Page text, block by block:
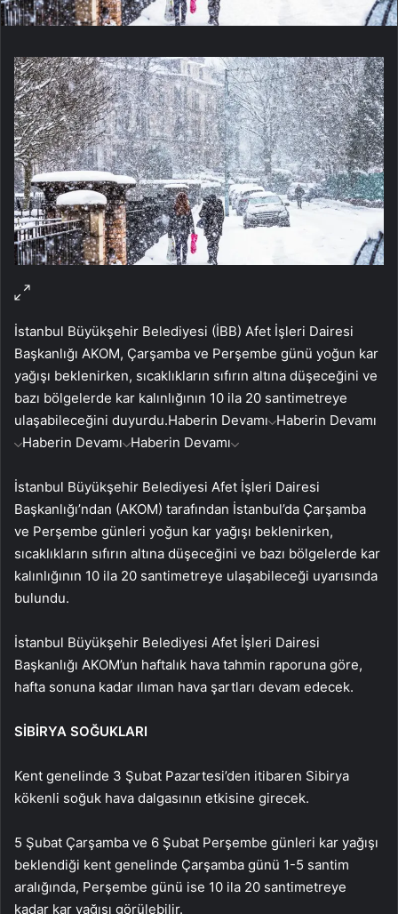
İstanbul Büyükşehir Belediyesi (İBB) Afet İşleri Dairesi
Başkanlığı AKOM, Çarşamba ve Perşembe günü yoğun kar
yağışı beklenirken, sıcaklıkların sıfırın altına düşeceğini ve
bazı bölgelerde kar kalınlığının 10 ila 20 santimetreye
ulaşabileceğini duyurdu.Haberin Devamı Haberin Devamı
Haberin Devamı Haberin Devamı
İstanbul Büyükşehir Belediyesi Afet İşleri Dairesi
Başkanlığı’ndan (AKOM) tarafından İstanbul’da Çarşamba
ve Perşembe günleri yoğun kar yağışı beklenirken,
sıcaklıkların sıfırın altına düşeceğini ve bazı bölgelerde kar
kalınlığının 10 ila 20 santimetreye ulaşabileceği uyarısında
bulundu.
İstanbul Büyükşehir Belediyesi Afet İşleri Dairesi
Başkanlığı AKOM’un haftalık hava tahmin raporuna göre,
hafta sonuna kadar ılıman hava şartları devam edecek.
SİBİRYA SOĞUKLARI
Kent genelinde 3 Şubat Pazartesi’den itibaren Sibirya
kökenli soğuk hava dalgasının etkisine girecek.
5 Şubat Çarşamba ve 6 Şubat Perşembe günleri kar yağışı
beklendiği kent genelinde Çarşamba günü 1-5 santim
aralığında, Perşembe günü ise 10 ila 20 santimetreye
kadar kar yağışı görülebilir.